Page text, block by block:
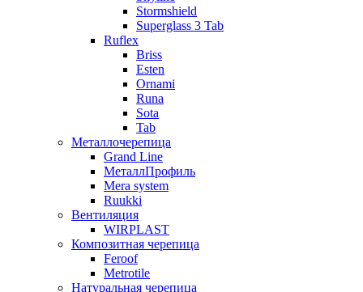
Stormshield
Superglass 3 Tab
Ruflex
Briss
Esten
Ornami
Runa
Sota
Tab
Металлочерепица
Grand Line
МеталлПрофиль
Mera system
Ruukki
Вентиляция
WIRPLAST
Композитная черепица
Feroof
Metrotile
Натуральная черепица